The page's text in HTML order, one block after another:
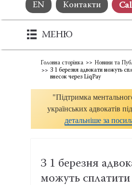
EN Контакти
МЕНЮ
Головна сторінка
Новини та
З 1 березня адвокати можуть
внесок через LiqPay
"Підтримка
українських адвокатів
детальніше за
З 1 березня
можуть сплатити